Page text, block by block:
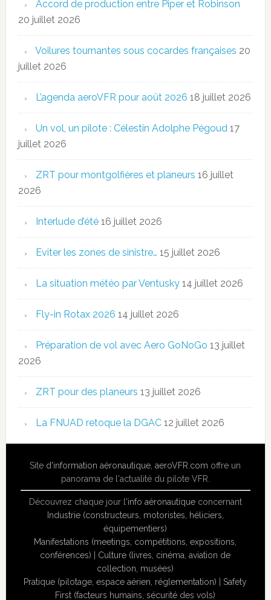
Accord de production entre Piper et Robinson
20 juillet 2026
Voilures tournantes sous cocardes françaises 20
juillet 2026
L’agenda aeroVFR pour août 2026 18 juillet 2026
Un vol, un pilote : Célestin Adolphe Pégoud 17
juillet 2026
ZRT pour montgolfières et planeurs 16 juillet
2026
Interlude d’été 16 juillet 2026
Eviter les zones de sinistre… 15 juillet 2026
La situation météo par Ventusky 14 juillet 2026
Fly-in Rotax 2026 14 juillet 2026
Préparation de vol avec Aero GoNoGo 13 juillet
2026
ZRT pour des planeurs 13 juillet 2026
La FNUAD retoque la DGAC 12 juillet 2026
Site d'information aéronautique ,aeroVFR.com offre un
panorama de l'actualité du pilote VFR.
Découvrez chaque jour l'info aéronautiqueconcernant
Industrie (constructeurs, motoristes, héliciers,
équipementiers)
Manifestations (meetings, compétitions, expositions,
conférences)
Culture (livres, cinéma, aviation de
collection, musées)
Pratique (pilotage, espace aérien, réglementation) |Safety
First (facteurs humains, sécurité des vols)